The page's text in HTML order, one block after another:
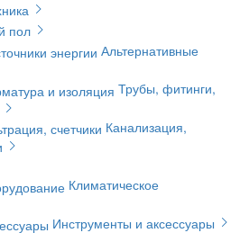
пол
Альтернативные
Трубы, фитинги,
Канализация,
Климатическое
Инструменты и аксессуары